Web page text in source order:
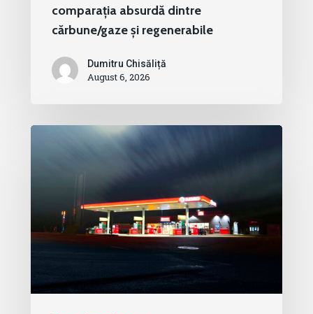
comparația absurdă dintre
cărbune/gaze și regenerabile
Dumitru Chisăliță
August 6, 2026